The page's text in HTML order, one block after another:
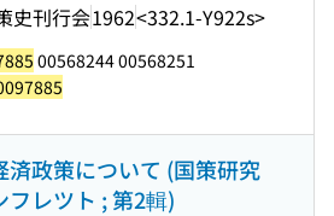
史刊行会1962<332.1-Y922s>
00568244 00568251
済政策について (国策研究
フレツト ; 第2輯)